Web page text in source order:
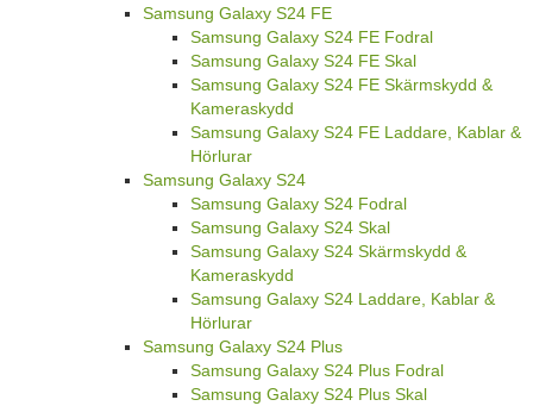
Samsung Galaxy S24 FE
Samsung Galaxy S24 FE Fodral
Samsung Galaxy S24 FE Skal
Samsung Galaxy S24 FE Skärmskydd &
Kameraskydd
Samsung Galaxy S24 FE Laddare, Kablar &
Hörlurar
Samsung Galaxy S24
Samsung Galaxy S24 Fodral
Samsung Galaxy S24 Skal
Samsung Galaxy S24 Skärmskydd &
Kameraskydd
Samsung Galaxy S24 Laddare, Kablar &
Hörlurar
Samsung Galaxy S24 Plus
Samsung Galaxy S24 Plus Fodral
Samsung Galaxy S24 Plus Skal